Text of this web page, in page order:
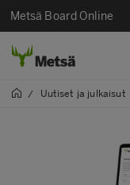
Metsä Board Online
/ Uutiset ja julkaisut